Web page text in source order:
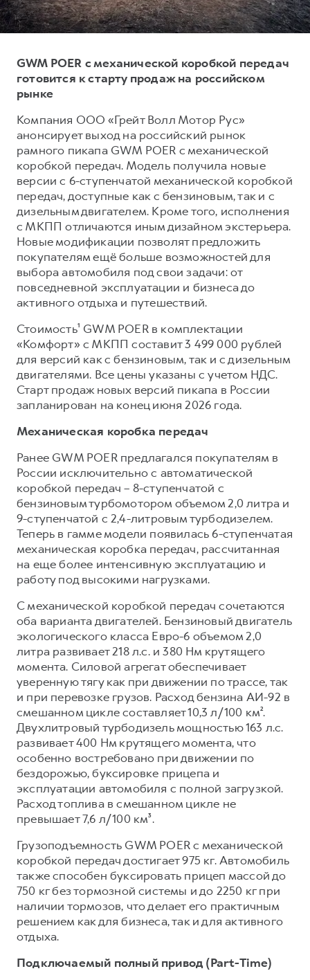
DARGO DARGO X
от 3 499 000 ₽
F7
от 2 899 000 ₽
F7X
от 3 599 000 ₽
POER
от 3 449 000 ₽
Тест-драйв
КРЕДИТ И СТРАХОВАНИЕ
Страхование
Кредит
КОРПОРАТИВНЫМ КЛИЕНТАМ
Для малого бизнеса
Корпоративным клиентам
Крупным корпоративным клиентам
Система управления автопарком
Сервис для корпоративных клиентов
HAVAL Лизинг
АКСЕССУАРЫ HAVAL
Автомобильные аксессуары
Коллекция CITY
Коллекция Детская
СЕРВИСНОЕ ОБСЛУЖИВАНИЕ
Программа «Помощь на дороге»
Регламенты технического обслуживания
ПОДДЕРЖКА
GWM Безопасность
Гарантия HAVAL
Мобильное приложение GWM
Программа «HAVAL Защита+»
Руководства по эксплуатации
Подписки
АКСЕССУАРЫ HAVAL
Автомобильные аксессуары
Коллекция CITY
Коллекция Базовая
Коллекция Детская
О дилере
GWM POER с механической коробкой передач
готовится к старту продаж на российском
рынке
Компания ООО «Грейт Волл Мотор Рус»
анонсирует выход на российский рынок
рамного пикапа GWM POER с механической
коробкой передач. Модель получила новые
версии с 6-ступенчатой механической коробкой
передач, доступные как с бензиновым, так и с
дизельным двигателем. Кроме того, исполнения
с МКПП отличаются иным дизайном экстерьера.
Новые модификации позволят предложить
покупателям ещё больше возможностей для
выбора автомобиля под свои задачи: от
повседневной эксплуатации и бизнеса до
активного отдыха и путешествий.
Стоимость¹ GWM POER в комплектации
«Комфорт» с МКПП составит 3 499 000 рублей
для версий как с бензиновым, так и с дизельным
двигателями. Все цены указаны с учетом НДС.
Старт продаж новых версий пикапа в России
запланирован на конец июня 2026 года.
Механическая коробка передач
Ранее GWM POER предлагался покупателям в
России исключительно с автоматической
коробкой передач – 8-ступенчатой с
бензиновым турбомотором объемом 2,0 литра и
9-ступенчатой с 2,4-литровым турбодизелем.
Теперь в гамме модели появилась 6-ступенчатая
механическая коробка передач, рассчитанная
на еще более интенсивную эксплуатацию и
работу под высокими нагрузками.
С механической коробкой передач сочетаются
оба варианта двигателей. Бензиновый двигатель
экологического класса Евро-6 объемом 2,0
литра развивает 218 л.с. и 380 Нм крутящего
момента. Силовой агрегат обеспечивает
уверенную тягу как при движении по трассе, так
и при перевозке грузов. Расход бензина АИ-92 в
смешанном цикле составляет 10,3 л/100 км².
Двухлитровый турбодизель мощностью 163 л.с.
развивает 400 Нм крутящего момента, что
особенно востребовано при движении по
бездорожью, буксировке прицепа и
эксплуатации автомобиля с полной загрузкой.
Расход топлива в смешанном цикле не
превышает 7,6 л/100 км³.
Грузоподъемность GWM POER с механической
коробкой передач достигает 975 кг. Автомобиль
также способен буксировать прицеп массой до
750 кг без тормозной системы и до 2250 кг при
наличии тормозов, что делает его практичным
решением как для бизнеса, так и для активного
отдыха.
Подключаемый полный привод (Part-Time)